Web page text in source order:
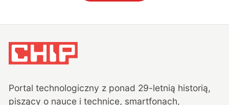
Portal technologiczny z ponad 29-letnią historią,
piszący o nauce i technice, smartfonach,